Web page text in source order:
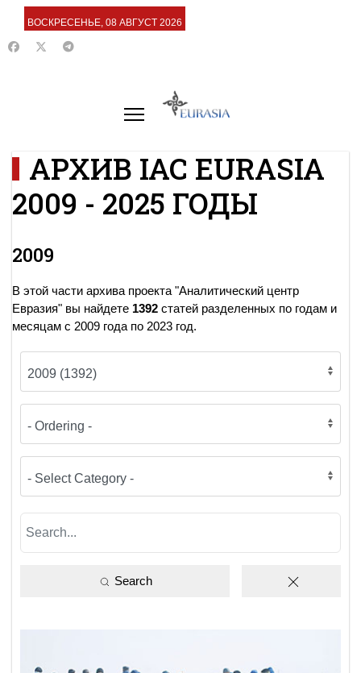
ВОСКРЕСЕНЬЕ, 08 АВГУСТ 2026
АРХИВ IAC EURASIA
2009 - 2025 ГОДЫ
2009
В этой части архива проекта "Аналитический центр
Евразия" вы найдете 1392 статей разделенных по годам и
месяцам с 2009 года по 2023 год.
Search